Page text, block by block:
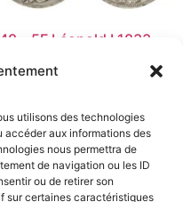
utilisons des technologies
aux informations des
nous permettra de
de navigation ou les ID
ou de retirer son
sur certaines caractéristiques
– 5F Léopold I 1833 –
la suite